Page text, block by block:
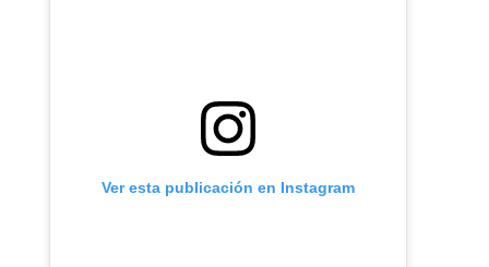
Ver esta publicación en Instagram